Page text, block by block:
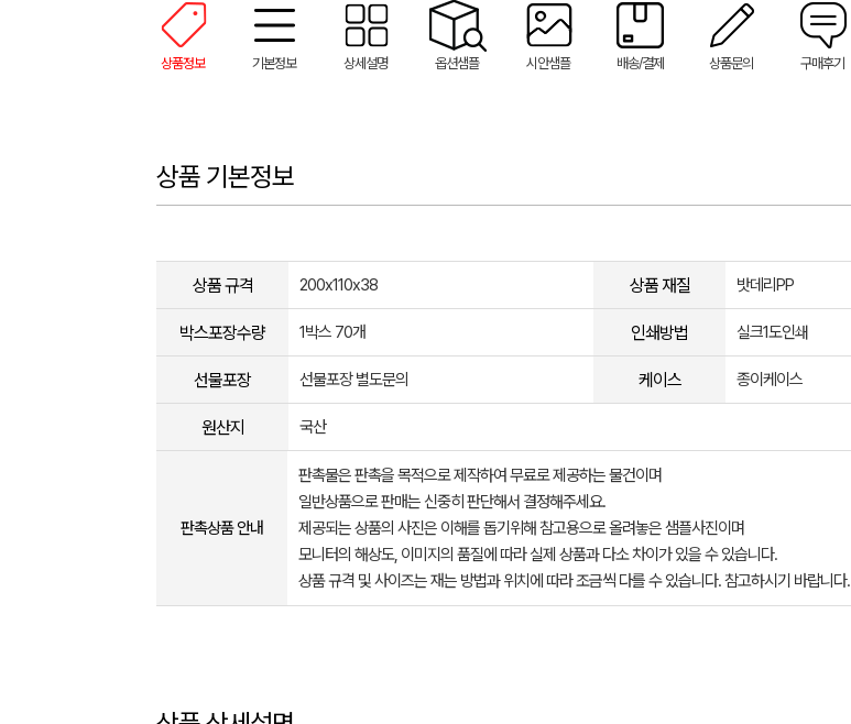
상품정보 기본정보 상세설명 옵션샘플 시안샘플 배송/결제 상품문의 구매후기
상품 기본정보
상품 규격 200x110x38 상품 재질 밧데리PP
박스포장수량 1박스 70개 인쇄방법 실크1도인쇄
선물포장 선물포장 별도문의 케이스 종이케이스
원산지 국산
판촉상품 안내
판촉물은 판촉을 목적으로 제작하여 무료로 제공하는 물건이며
일반상품으로 판매는 신중히 판단해서 결정해주세요.
제공되는 상품의 사진은 이해를 돕기위해 참고용으로 올려놓은 샘플사진이며
모니터의 해상도, 이미지의 품질에 따라 실제 상품과 다소 차이가 있을 수 있습니다.
상품 규격 및 사이즈는 재는 방법과 위치에 따라 조금씩 다를 수 있습니다. 참고하시기 바랍니다.